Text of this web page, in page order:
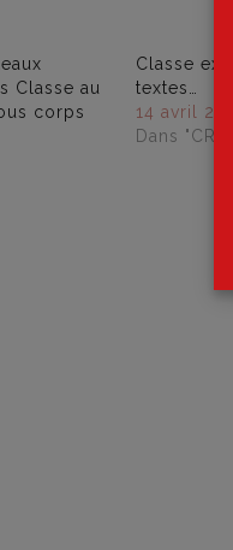
Classe au
corps
Classe
textes…
14 avril
Dans "CR"